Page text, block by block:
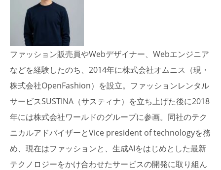
ファッション販売員やWebデザイナー、Webエンジニア
などを経験したのち、2014年に株式会社オムニス（現・
株式会社OpenFashion）を設立。ファッションレンタル
サービスSUSTINA（サスティナ）を立ち上げた後に2018
年には株式会社ワールドのグループに参画。同社のテク
ニカルアドバイザーとVice president of technologyを務
め、現在はファッションと、生成AIをはじめとした最新
テクノロジーをかけ合わせたサービスの開発に取り組ん